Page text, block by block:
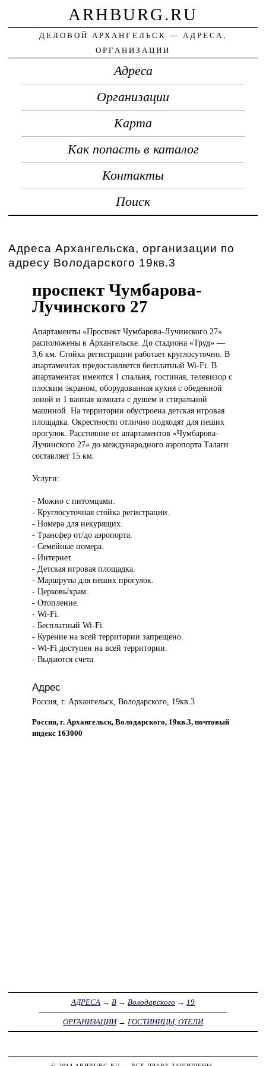
ARHBURG.RU
ДЕЛОВОЙ АРХАНГЕЛЬСК — АДРЕСА,
ОРГАНИЗАЦИИ
Адреса
Организации
Карта
Как попасть в каталог
Контакты
Поиск
Адреса Архангельска, организации по
адресу Володарского 19кв.3
проспект Чумбарова-
Лучинского 27
Апартаменты «ПроспектЧумбарова-Лучинского 27»
расположены в Архангельске. До стадиона «Труд» —
3,6 км. Стойка регистрации работает круглосуточно. В
апартаментах предоставляется бесплатный Wi-Fi. В
апартаментах имеются 1 спальня, гостиная, телевизор с
плоским экраном, оборудованная кухня с обеденной
зоной и 1 ванная комната с душем и стиральной
машиной. На территории обустроена детская игровая
площадка. Окрестности отлично подходят для пеших
прогулок. Расстояние от апартаментов «Чумбарова-
Лучинского 27» до международного аэропорта Талаги
составляет 15 км.
Услуги:
- Можно с питомцами.
- Круглосуточная стойка регистрации.
- Номера для некурящих.
- Трансфер от/до аэропорта.
- Семейные номера.
- Интернет.
- Детская игровая площадка.
- Маршруты для пеших прогулок.
- Церковь/храм.
- Отопление.
- Wi-Fi.
- Бесплатный Wi-Fi.
- Курение на всей территории запрещено.
- Wi-Fi доступен на всей территории.
- Выдаются счета.
Адрес
Россия, г. Архангельск, Володарского, 19кв.3
Россия, г. Архангельск, Володарского, 19кв.3, почтовый
индекс 163000
АДРЕСА → В → Володарского → 19
ОРГАНИЗАЦИИ→ ГОСТИНИЦЫ, ОТЕЛИ